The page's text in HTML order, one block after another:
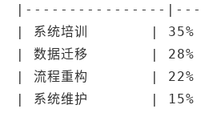
| ---------------- |
|
系统培训 |
|
数据迁移 |
|
流程重构 |
|
系统维护 |